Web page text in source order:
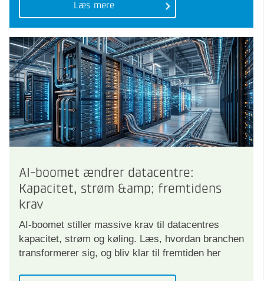
Læs mere
AI-boomet ændrer datacentre:
Kapacitet, strøm &amp; fremtidens
krav
AI-boomet stiller massive krav til datacentres
kapacitet, strøm og køling. Læs, hvordan branchen
transformerer sig, og bliv klar til fremtiden her